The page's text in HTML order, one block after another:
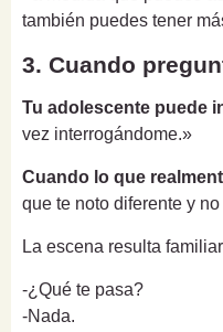
también puedes tener
3. Cuando
Tu adolescente puede
vez interrogándome.»
Cuando lo que
que te noto diferente y
La escena resulta
-¿Qué te pasa?
-Nada.